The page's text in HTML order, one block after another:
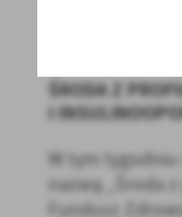
ŚRODA Z
I
W tym
nazwą „Środa
Fundusz